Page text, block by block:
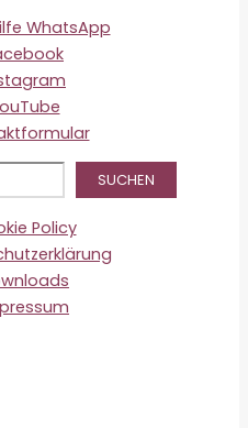
WhatsApp
SUCHEN
Policy